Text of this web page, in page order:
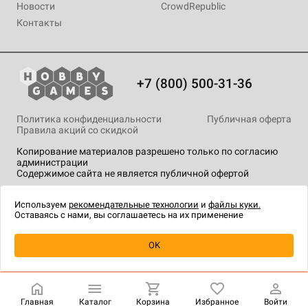
Купить
Новости
Контакты
CrowdRepublic
+7 (800) 500-31-36
Копирование материалов разрешено только по согласию
администрации
Содержимое сайта не является публичной офертой
Политика конфиденциальности
Публичная оферта
Правила акций со скидкой
технологии.
Главная Каталог Корзина Избранное Войти
Используем рекомендательные технологии и файлы куки.
Оставаясь с нами, вы соглашаетесь на их применение
OK